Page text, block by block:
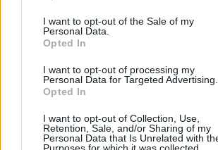
I want to opt-out of the Sale of my
Personal Data.
Opted In
I want to opt-out of processing my
Personal Data for Targeted Advertising.
Opted In
I want to opt-out of Collection, Use,
Retention, Sale, and/or Sharing of my
Personal Data that Is Unrelated with
Purposes for which it was collected.
Nissan prepara mudança
design